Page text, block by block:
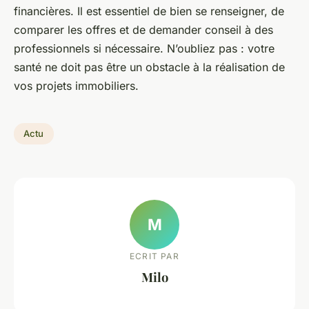
financières. Il est essentiel de bien se renseigner, de
comparer les offres et de demander conseil à des
professionnels si nécessaire. N’oubliez pas : votre
santé ne doit pas être un obstacle à la réalisation de
vos projets immobiliers.
Actu
M
ECRIT PAR
Milo